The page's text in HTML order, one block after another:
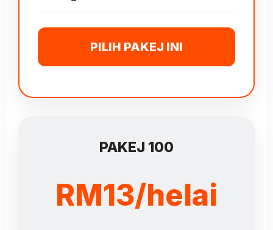
PILIH PAKEJ INI
PAKEJ 100
RM13/helai